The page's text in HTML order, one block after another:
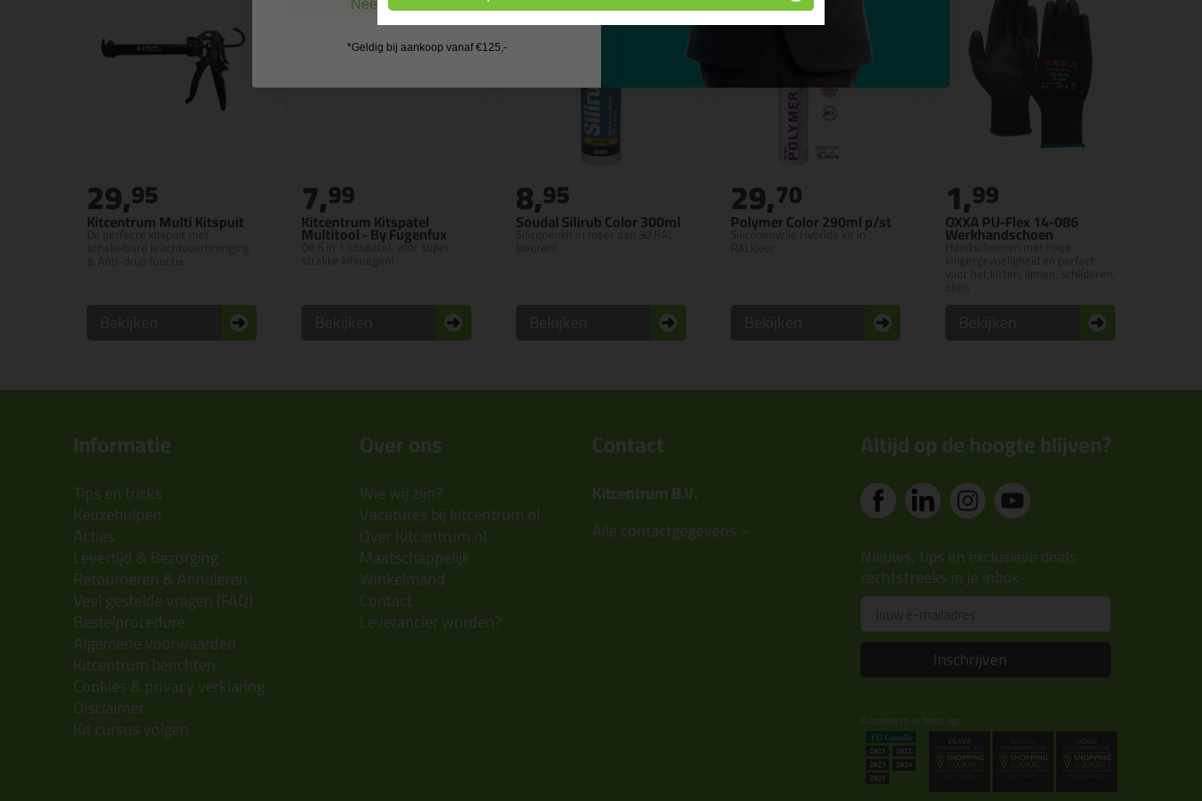
Kitcentrum Multi Kitspuit
De perfecte kitspuit met
29,95
Kitcentrum Kitspatel
Multitool - By Fugenfux
Dé 6 in 1 kitspatel, voor super
7,99
Soudal Silirub Color 300ml
Siliconenkit in meer dan 30 RAL
8,95
Polymer Color 290ml p/st
Siliconenvrije Hybride kit in
29,70
OXXA PU-Flex 14-086
Werkhandschoen
Handschoenen met hoge
1,99
Informatie
Tips en tricks
Keuzehulpen
Acties
Levertijd & Bezorging
Retourneren & Annuleren
Veel gestelde vragen (FAQ)
Bestelprocedure
Algemene voorwaarden
Kitcentrum berichten
Cookies & privacy verklaring
Disclaimer
Kit cursus volgen
Over ons
Wie wij zijn?
Vacatures bij kitcentrum.nl
Over Kitcentrum.nl
Maatschappelijk
Winkelmand
Contact
Leverancier worden?
Contact
Kitcentrum B.V.
Alle contactgegevens >
Altijd op de hoogte blijven?
Nieuws, tips en exclusieve deals
rechtstreeks in je inbox
Inschrijven
Kitcentrum is trots op:
Nee, ik wil geen cadeau
*Geldig bij aankoop vanaf €125,-